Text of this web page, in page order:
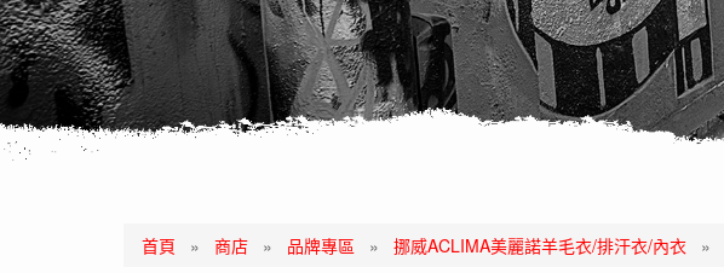
首頁 » 商店 » 品牌專區 » 挪威ACLIMA美麗諾羊毛衣/排汗衣/內衣 »